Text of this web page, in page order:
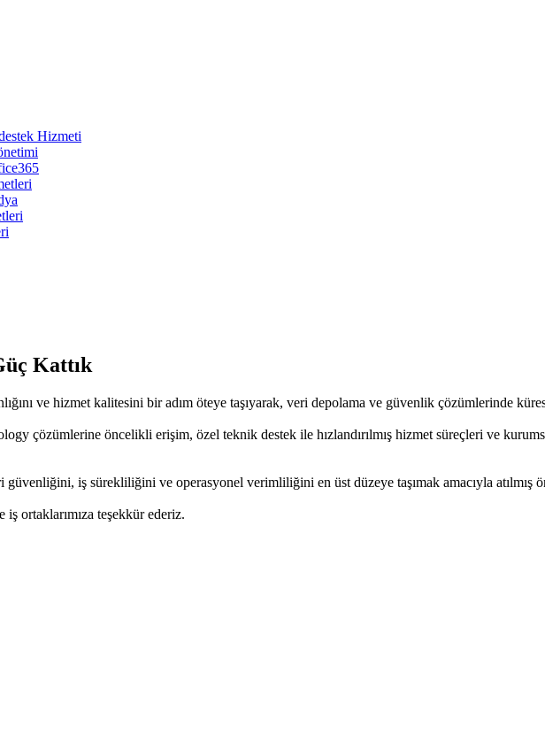
Hizmeti
Kattık
ve hizmet kalitesini bir adım öteye taşıyarak, veri depolama ve güvenlik çözümlerinde
çözümlerine öncelikli erişim, özel teknik destek ile hızlandırılmış hizmet süreçleri ve
iş sürekliliğini ve operasyonel verimliliğini en üst düzeye taşımak amacıyla atılmış
iş ortaklarımıza teşekkür ederiz.